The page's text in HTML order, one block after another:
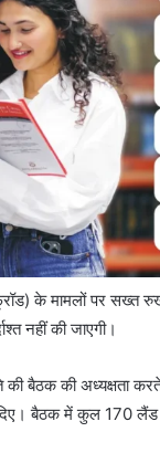
के मामलों पर सख्त
नहीं की जाएगी।
की बैठक की अध्यक्षता
बैठक में कुल 170